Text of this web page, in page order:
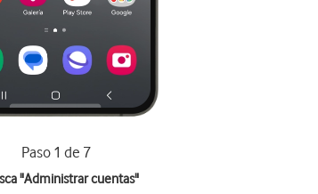
Paso 1 de 7
"Administrar cuentas"